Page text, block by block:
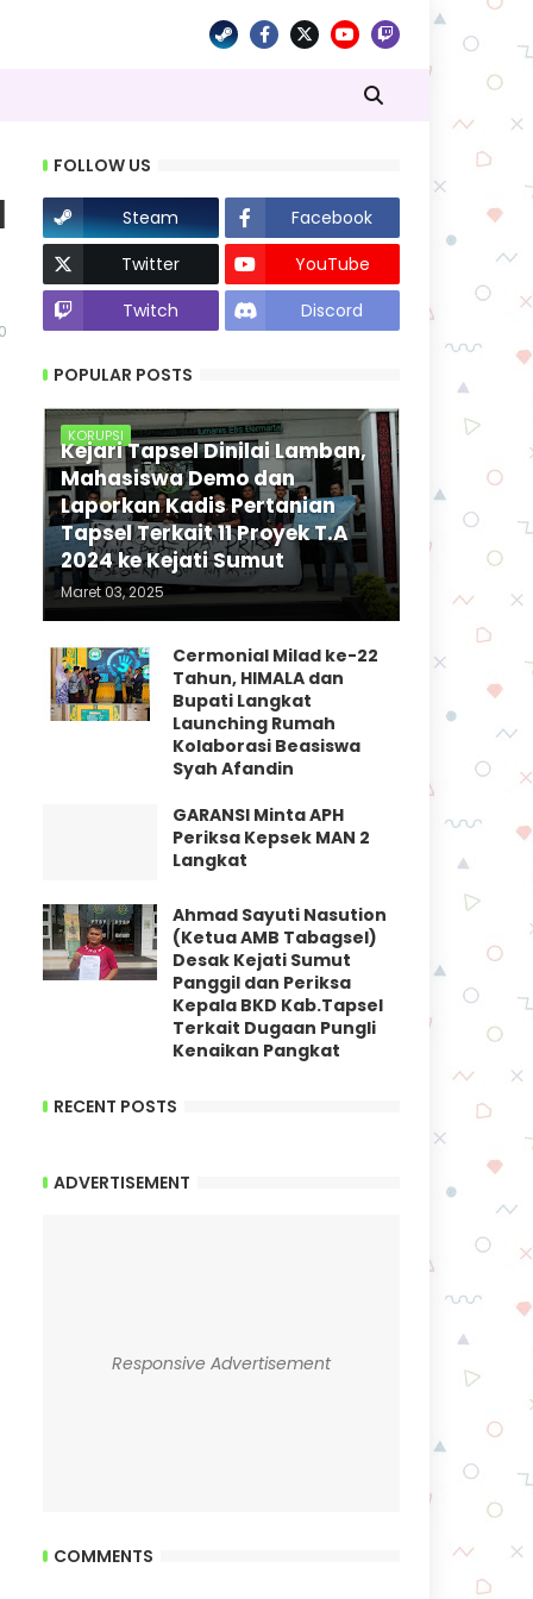
FOLLOW US
Steam
Facebook
Twitter
YouTube
Twitch
Discord
POPULAR POSTS
KORUPSI
Kejari Tapsel Dinilai Lamban,
Mahasiswa Demo dan
Laporkan Kadis Pertanian
Tapsel Terkait 11 Proyek T.A
2024 ke Kejati Sumut
Maret 03, 2025
Cermonial Milad ke-22
Tahun, HIMALA dan
Bupati Langkat
Launching Rumah
Kolaborasi Beasiswa
Syah Afandin
GARANSI Minta APH
Periksa Kepsek MAN 2
Langkat
Ahmad Sayuti Nasution
(Ketua AMB Tabagsel)
Desak Kejati Sumut
Panggil dan Periksa
Kepala BKD Kab.Tapsel
Terkait Dugaan Pungli
Kenaikan Pangkat
RECENT POSTS
ADVERTISEMENT
Responsive Advertisement
COMMENTS